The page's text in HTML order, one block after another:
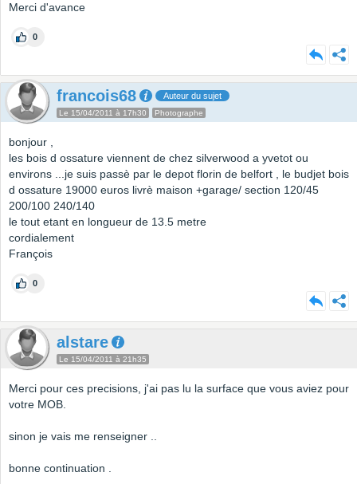
Merci d'avance
0
francois68 Auteur du sujet
Le 15/04/2011 à 17h30 Photographe
bonjour ,
les bois d ossature viennent de chez silverwood a yvetot ou
environs ...je suis passè par le depot florin de belfort , le budjet bois
d ossature 19000 euros livrè maison +garage/ section 120/45
200/100 240/140
le tout etant en longueur de 13.5 metre
cordialement
François
0
alstare
Le 15/04/2011 à 21h35
Merci pour ces precisions, j'ai pas lu la surface que vous aviez pour
votre MOB.
sinon je vais me renseigner ..
bonne continuation .